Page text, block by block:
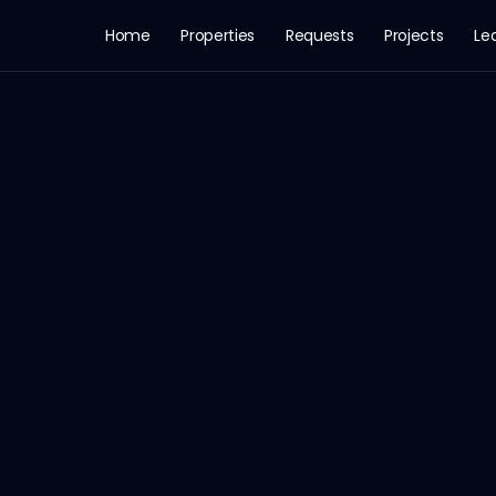
Home Properties Requests Projects